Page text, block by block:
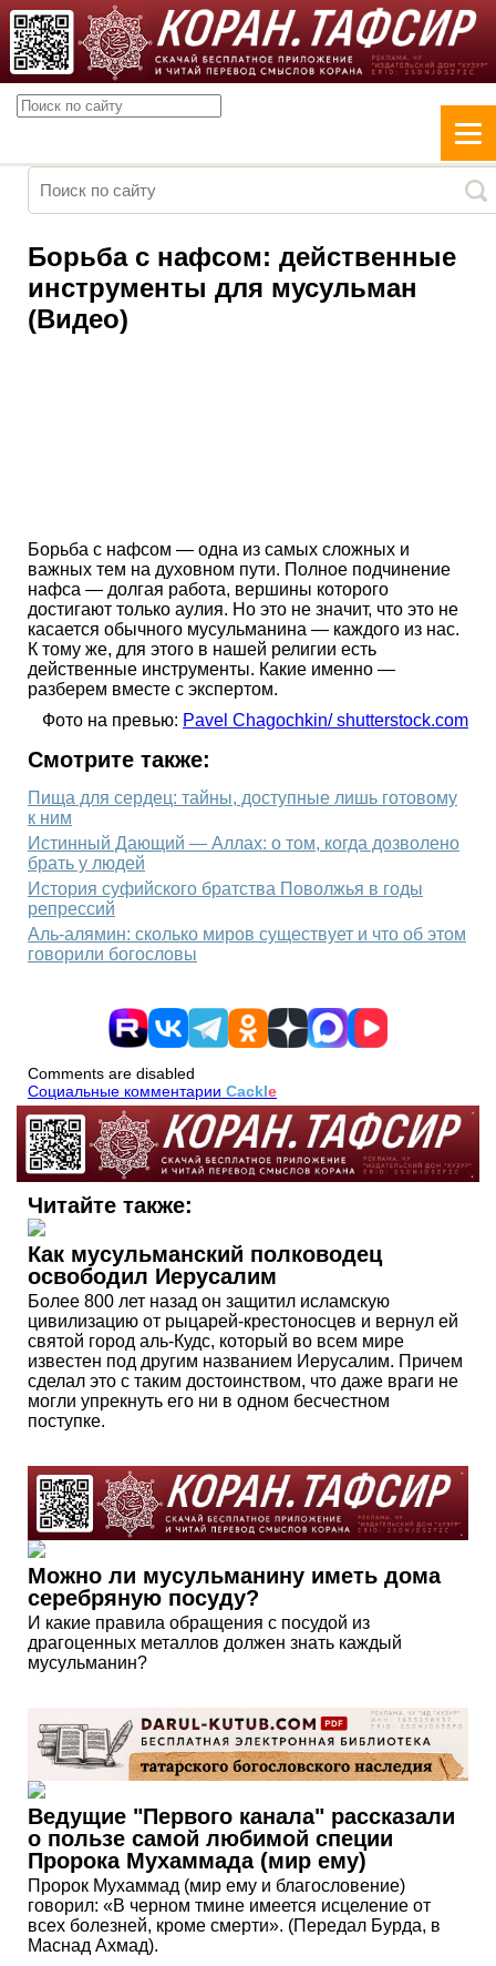
Борьба с нафсом: действенные
инструменты для мусульман
(Видео)
Борьба с нафсом — одна из самых сложных и
важных тем на духовном пути. Полное подчинение
нафса — долгая работа, вершины которого
достигают только аулия. Но это не значит, что это не
касается обычного мусульманина — каждого из нас.
К тому же, для этого в нашей религии есть
действенные инструменты. Какие именно —
разберем вместе с экспертом.
Фото на превью: Pavel Chagochkin/ shutterstock.com
Смотрите также:
Пища для сердец: тайны, доступные лишь готовому
к ним
Истинный Дающий — Аллах: о том, когда дозволено
брать у людей
История суфийского братства Поволжья в годы
репрессий
Аль‑алямин: сколько миров существует и что об этом
говорили богословы
Comments are disabled
Социальные комментарии Cackle
Читайте также:
Как мусульманский полководец
освободил Иерусалим
Более 800 лет назад он защитил исламскую
цивилизацию от рыцарей-крестоносцев и вернул ей
святой город аль-Кудс, который во всем мире
известен под другим названием Иерусалим. Причем
сделал это с таким достоинством, что даже враги не
могли упрекнуть его ни в одном бесчестном
поступке.
Можно ли мусульманину иметь дома
серебряную посуду?
И какие правила обращения с посудой из
драгоценных металлов должен знать каждый
мусульманин?
Ведущие "Первого канала" рассказали
о пользе самой любимой специи
Пророка Мухаммада (мир ему)
Пророк Мухаммад (мир ему и благословение)
говорил: «В черном тмине имеется исцеление от
всех болезней, кроме смерти». (Передал Бурда, в
Маснад Ахмад).